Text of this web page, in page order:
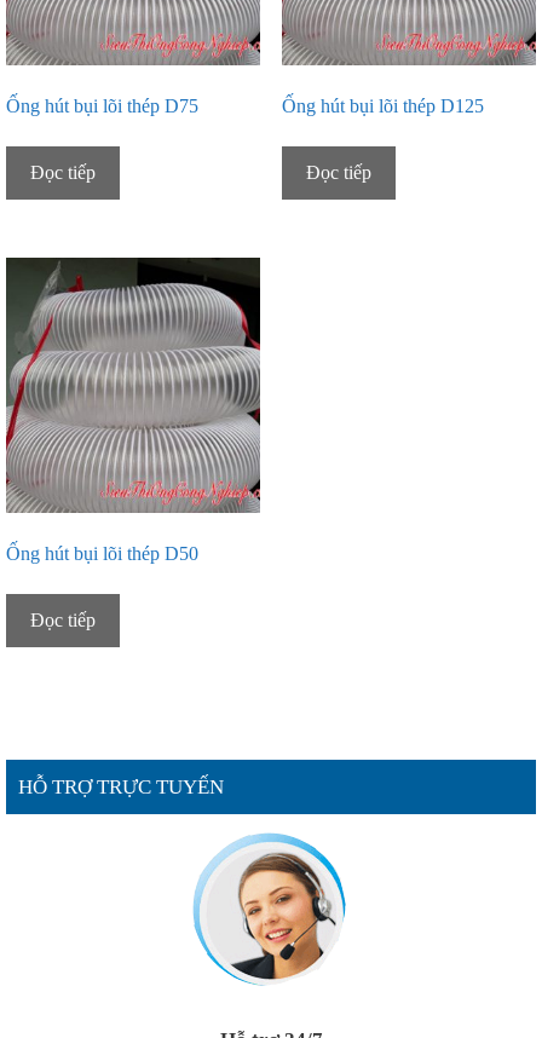
Ống hút bụi lõi thép D75
Đọc tiếp
Ống hút bụi lõi thép D125
Đọc tiếp
Ống hút bụi lõi thép D50
Đọc tiếp
HỖ TRỢ TRỰC TUYẾN